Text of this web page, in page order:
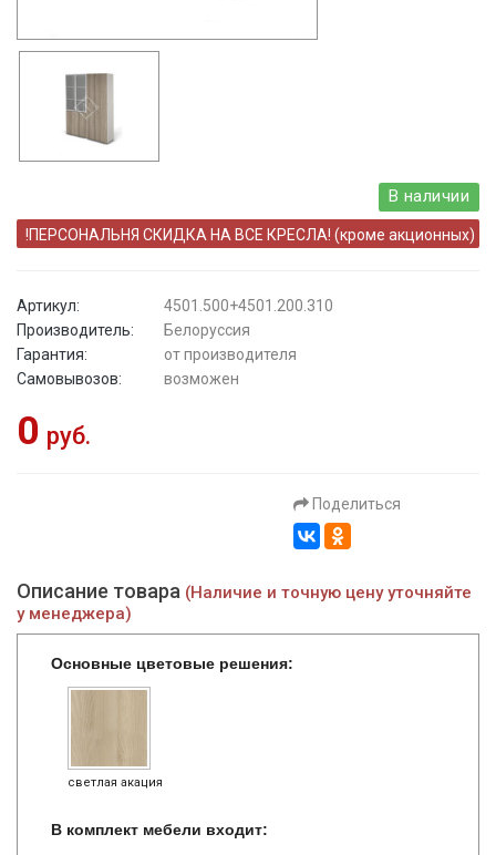
В наличии
!ПЕРСОНАЛЬНЯ СКИДКА НА ВСЕ КРЕСЛА! (кроме акционных)
Артикул:
4501.500+4501.200.310
Производитель:
Белоруссия
Гарантия:
от производителя
Самовывозов:
возможен
0 руб.
Поделиться
Описание товара (Наличие и точную цену уточняйте
у менеджера)
Основные цветовые решения:
светлая акация
В комплект мебели входит: